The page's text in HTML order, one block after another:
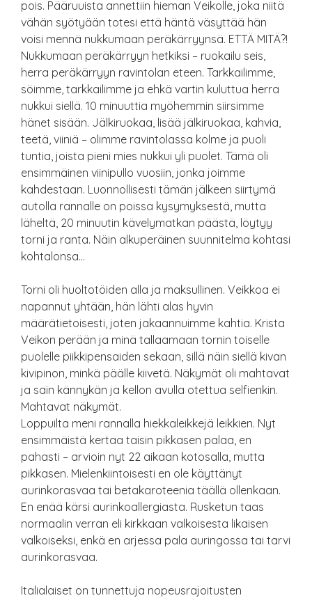
pois. Pääruuista annettiin hieman Veikolle, joka niitä
vähän syötyään totesi että häntä väsyttää hän
voisi mennä nukkumaan peräkärryynsä. ETTÄ MITÄ?!
Nukkumaan peräkärryyn hetkiksi – ruokailu seis,
herra peräkärryyn ravintolan eteen. Tarkkailimme,
söimme, tarkkailimme ja ehkä vartin kuluttua herra
nukkui siellä. 10 minuuttia myöhemmin siirsimme
hänet sisään. Jälkiruokaa, lisää jälkiruokaa, kahvia,
teetä, viiniä – olimme ravintolassa kolme ja puoli
tuntia, joista pieni mies nukkui yli puolet. Tämä oli
ensimmäinen viinipullo vuosiin, jonka joimme
kahdestaan. Luonnollisesti tämän jälkeen siirtymä
autolla rannalle on poissa kysymyksestä, mutta
läheltä, 20 minuutin kävelymatkan päästä, löytyy
torni ja ranta. Näin alkuperäinen suunnitelma kohtasi
kohtalonsa…
Torni oli huoltotöiden alla ja maksullinen. Veikkoa ei
napannut yhtään, hän lähti alas hyvin
määrätietoisesti, joten jakaannuimme kahtia. Krista
Veikon perään ja minä tallaamaan tornin toiselle
puolelle piikkipensaiden sekaan, sillä näin siellä kivan
kivipinon, minkä päälle kiivetä. Näkymät oli mahtavat
ja sain kännykän ja kellon avulla otettua selfienkin.
Mahtavat näkymät.
Loppuilta meni rannalla hiekkaleikkejä leikkien. Nyt
ensimmäistä kertaa taisin pikkasen palaa, en
pahasti – arvioin nyt 22 aikaan kotosalla, mutta
pikkasen. Mielenkiintoisesti en ole käyttänyt
aurinkorasvaa tai betakaroteenia täällä ollenkaan.
En enää kärsi aurinkoallergiasta. Rusketun taas
normaalin verran eli kirkkaan valkoisesta likaisen
valkoiseksi, enkä en arjessa pala auringossa tai tarvi
aurinkorasvaa.
Italialaiset on tunnettuja nopeusrajoitusten